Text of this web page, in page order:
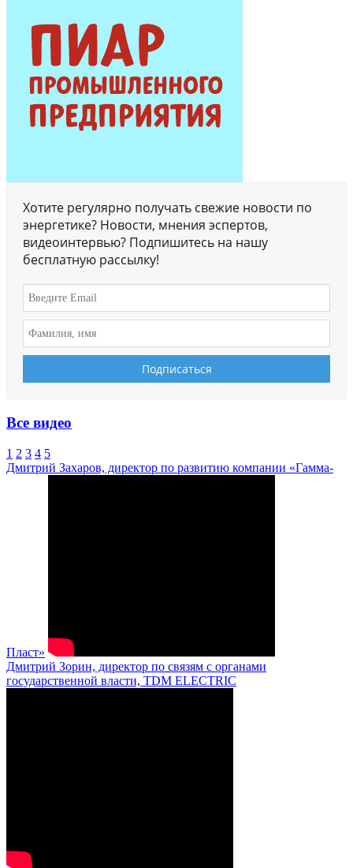
Хотите регулярно получать свежие новости по
энергетике? Новости, мнения эспертов,
видеоинтервью? Подпишитесь на нашу
бесплатную рассылку!
Все видео
1 2 3 4 5
Дмитрий Захаров, директор по развитию компании «Гамма-
Пласт»
Дмитрий Зорин, директор по связям с органами
государственной власти, TDM ELECTRIC